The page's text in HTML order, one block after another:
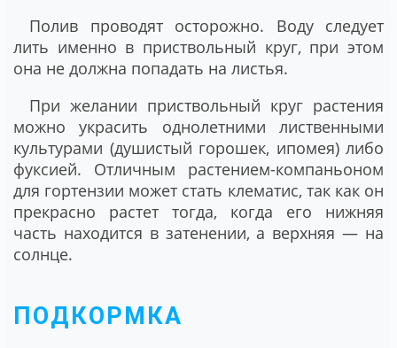
Полив проводят осторожно. Воду следует
лить именно в приствольный круг, при этом
она не должна попадать на листья.
При желании приствольный круг растения
можно украсить однолетними лиственными
культурами (душистый горошек, ипомея) либо
фуксией. Отличным растением-компаньоном
для гортензии может стать клематис, так как он
прекрасно растет тогда, когда его нижняя
часть находится в затенении, а верхняя — на
солнце.
ПОДКОРМКА